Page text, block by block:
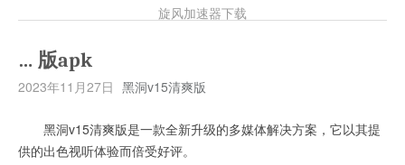
旋风加速器下载
… 版apk
2023年11月27日 黑洞v15清爽版
黑洞v15清爽版是一款全新升级的多媒体解决方案，它以其提
供的出色视听体验而倍受好评。